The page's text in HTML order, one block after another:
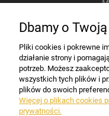
Dbamy o
Pliki cookies i pokrewne
działanie strony i
potrzeb. Możesz
wszystkich tych plików i
plików do swoich
Więcej o plikach cookies
prywatności.